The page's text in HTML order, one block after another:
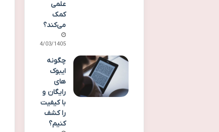
علمی
کمک
می‌کند؟
14/03/1405
چگونه
ایبوک
های
رایگان و
با کیفیت
را کشف
کنیم؟